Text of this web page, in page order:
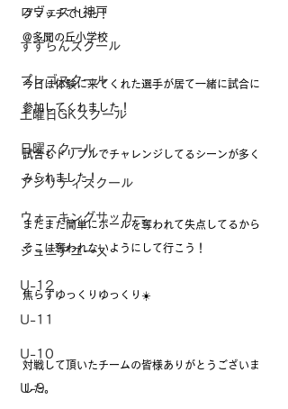
ロヴェスト神戸
すずらんスクール
プレゴスクール
土曜日GKスクール
日曜スクール
アジリティスクール
ウォーキングサッカー
ジュニアユース
U-12
U-11
U-10
U-9
グマッチでした！
@多聞の丘小学校
今日は体験に来てくれた選手が居て一緒に試合に
参加してくれました！
試合もドリブルでチャレンジしてるシーンが多く
みられました！
まだまだ簡単にボールを奪われて失点してるから
そこは奪われないようにして行こう！
焦らずゆっくりゆっくり☀️
対戦して頂いたチームの皆様ありがとうございま
した。